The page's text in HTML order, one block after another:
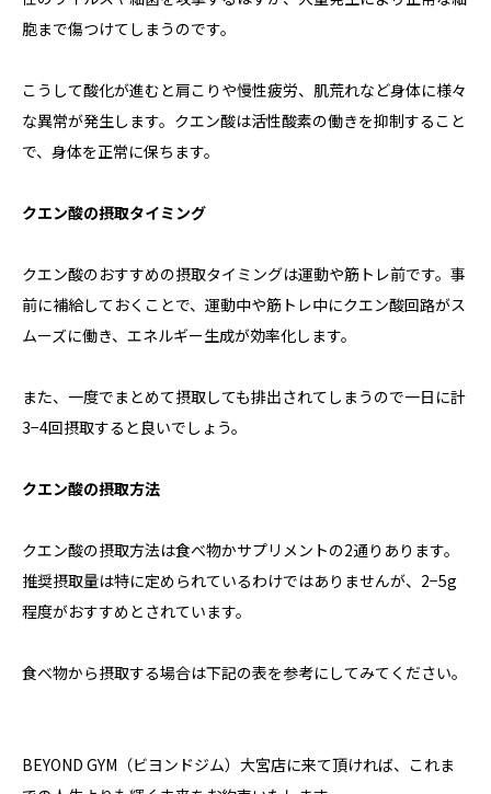
胞まで傷つけてしまうのです。
こうして酸化が進むと肩こりや慢性疲労、肌荒れなど身体に様々
な異常が発生します。クエン酸は活性酸素の働きを抑制すること
で、身体を正常に保ちます。
クエン酸の摂取タイミング
クエン酸のおすすめの摂取タイミングは運動や筋トレ前です。事
前に補給しておくことで、運動中や筋トレ中にクエン酸回路がス
ムーズに働き、エネルギー生成が効率化します。
また、一度でまとめて摂取しても排出されてしまうので一日に計
3−4回摂取すると良いでしょう。
クエン酸の摂取方法
クエン酸の摂取方法は食べ物かサプリメントの2通りあります。
推奨摂取量は特に定められているわけではありませんが、2−5g
程度がおすすめとされています。
食べ物から摂取する場合は下記の表を参考にしてみてください。
BEYOND GYM（ビヨンドジム）大宮店に来て頂ければ、これま